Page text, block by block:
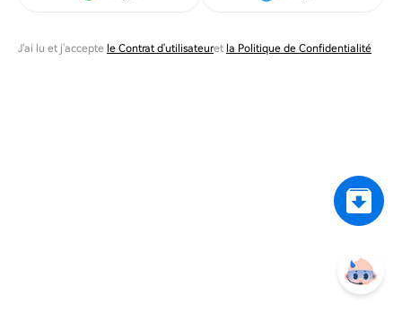
J'ai lu et j'accepte le Contrat d'utilisateuret la Politique de Confidentialité